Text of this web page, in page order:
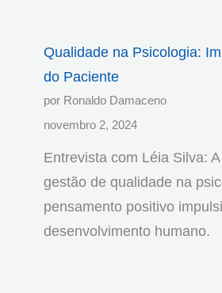
Qualidade na Psicologia:
do Paciente
por Ronaldo Damaceno
novembro 2, 2024
Entrevista com Léia Silva:
gestão de qualidade na
pensamento positivo
desenvolvimento humano.